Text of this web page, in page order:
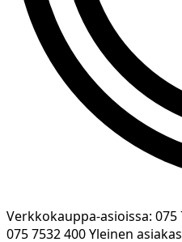
Verkkokauppa-asioissa: 075
075 7532 400 Yleinen